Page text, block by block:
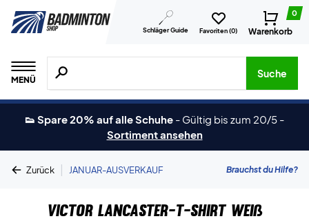
Schläger Guide Favoriten (0)
0
Warenkorb
MENÜ
Suche nach Produkten, Marken usw.
Suche
👟 Spare 20% auf alle Schuhe - Gültig bis zum 20/5 -
Sortiment ansehen
Zurück | JANUAR-AUSVERKAUF Brauchst du Hilfe?
Victor Lancaster-T-Shirt Weiß